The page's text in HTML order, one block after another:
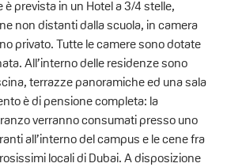
prevista in un Hotel a 3/4 stelle,
non distanti dalla scuola, in camera
privato. Tutte le camere sono dotate
All’interno delle residenze sono
terrazze panoramiche ed una sala
è di pensione completa: la
verranno consumati presso uno
all’interno del campus e le cene fra
locali di Dubai. A disposizione